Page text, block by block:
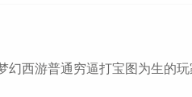
幻西游普通穷逼打宝图为生的